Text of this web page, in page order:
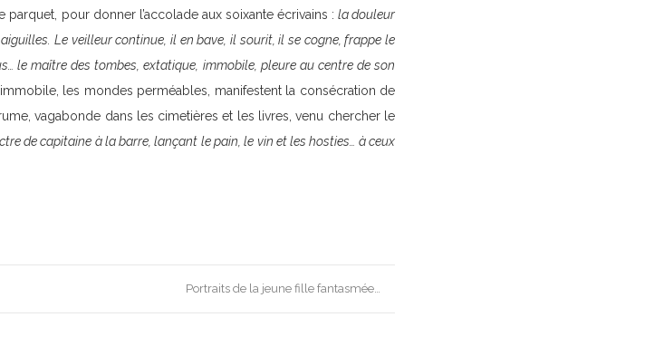
pour donner l’accolade aux soixante écrivains : la douleur
Le veilleur continue, il en bave, il sourit, il se cogne, frappe le
le maître des tombes, extatique, immobile, pleure au centre de son
les mondes perméables, manifestent la consécration de
vagabonde dans les cimetières et les livres, venu chercher le
de capitaine à la barre, lançant le pain, le vin et les hosties… à ceux
Portraits de la jeune fille fantasmée…